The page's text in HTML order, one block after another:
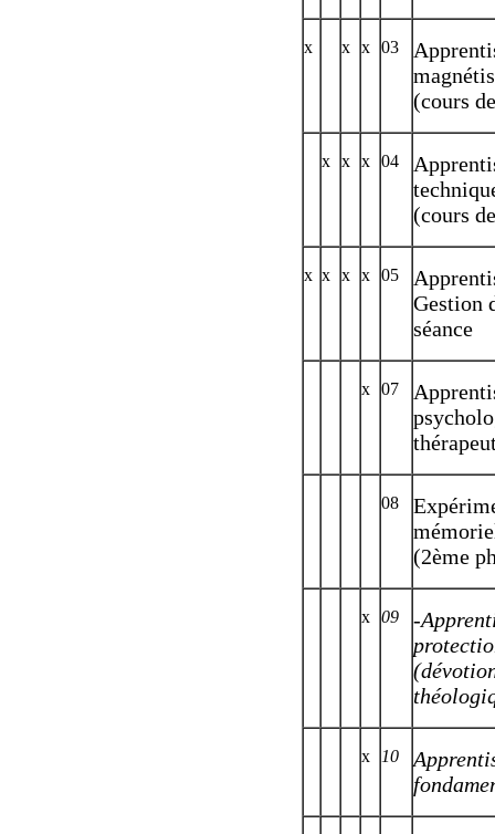
x x x 03
(cours
x x x 04
(cours
x x x x 05
Gestion
séance
x 07
08
(2ème
x 09
-
x 10